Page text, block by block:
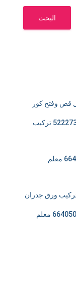
البحث
فني تركيب شتر يدوي وكهربائي الكويت 52227343 تركيب
فني تركيب باركيه سيراميك الكويت 66447375 معلم
دهان صباغ ضاحية مبارك العبدالله الجابر 66405052 معلم